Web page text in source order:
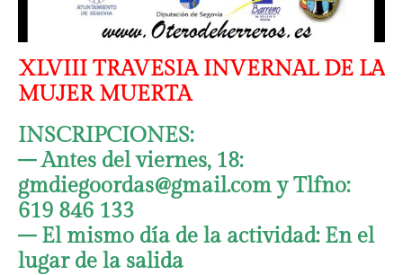
XLVIII TRAVESIA INVERNAL DE LA
MUJER MUERTA
INSCRIPCIONES:
– Antes del viernes, 18:
gmdiegoordas@gmail.com y Tlfno:
619 846 133
– El mismo día de la actividad: En el
lugar de la salida